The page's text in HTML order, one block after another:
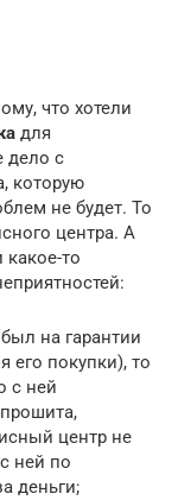
что хотели
для
дело с
которую
не будет. То
центра. А
то
был на гарантии
его покупки), то
с ней
центр не
ней по
деньги;